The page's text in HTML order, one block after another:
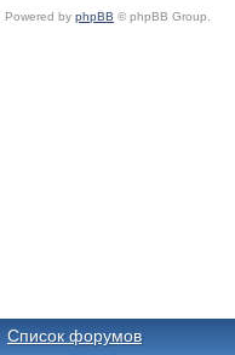
Powered by phpBB © phpBB Group.
Список форумов